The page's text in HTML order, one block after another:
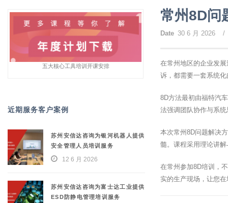
常州8D问
Date 30 6 月 2026 /
在常州地区的企业发
诉，都需要一套系统
8D方法最初由福特汽
法强调团队协作与系
本次常州8D问题解决
髓。课程采用理论讲
在常州参加8D培训，
实的生产现场，让您
五大核心工具培训开课安排
近期服务客户案例
苏州安信达咨询为银河机器人提供
安全管理人员培训服务
12 6 月 2026
苏州安信达咨询为富士达工业提供
ESD防静电管理培训服务